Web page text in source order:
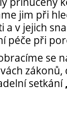
jim při
a v jejich
péče při
se
setkání